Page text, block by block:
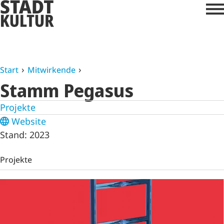
Start Mitwirkende
Stamm Pegasus
Projekte
Website
Stand: 2023
Projekte